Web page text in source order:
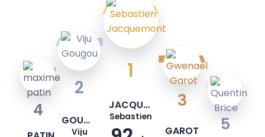
1
JACQUEMONT
Sebastien
2
GOUGOU
Viju
3
GAROT
4
5